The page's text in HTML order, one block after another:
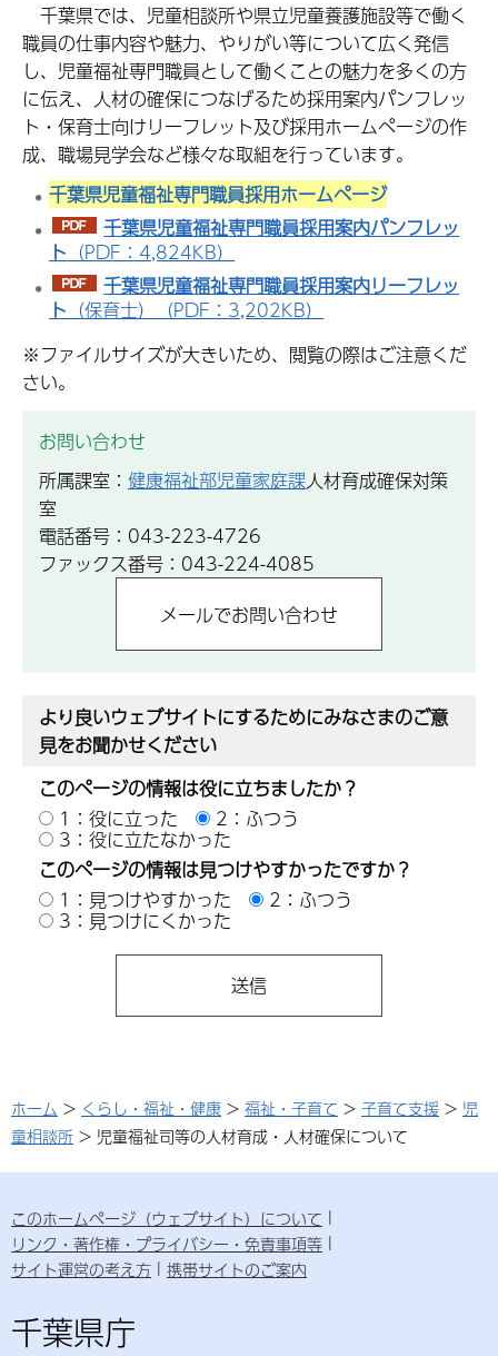
千葉県では、児童相談所や県立児童養護施設等で働く
職員の仕事内容や魅力、やりがい等について広く発信
し、児童福祉専門職員として働くことの魅力を多くの方
に伝え、人材の確保につなげるため採用案内パンフレッ
ト・保育士向けリーフレット及び採用ホームページの作
成、職場見学会など様々な取組を行っています。
千葉県児童福祉専門職員採用ホームページ
千葉県児童福祉専門職員採用案内パンフレッ
ト （PDF：4,824KB）
千葉県児童福祉専門職員採用案内リーフレッ
ト （保育士）（PDF：3,202KB）
※ファイルサイズが大きいため、閲覧の際はご注意くだ
さい。
お問い合わせ
所属課室： 健康福祉部児童家庭課人材育成確保対策
室
電話番号：043-223-4726
ファックス番号：043-224-4085
より良いウェブサイトにするためにみなさまのご意
見をお聞かせください
このページの情報は役に立ちましたか？
1：役に立った
2：ふつう
3：役に立たなかった
このページの情報は見つけやすかったですか？
1：見つけやすかった
2：ふつう
3：見つけにくかった
ホーム > くらし・福祉・健康 > 福祉・子育て > 子育て支援 > 児
童相談所 > 児童福祉司等の人材育成・人材確保について
このホームページ（ウェブサイト）について
リンク・著作権・プライバシー・免責事項等
サイト運営の考え方
携帯サイトのご案内
千葉県庁